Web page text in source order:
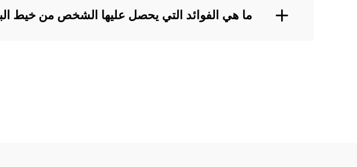
ما هي الفوائد التي يحصل عليها الشخص من خيط